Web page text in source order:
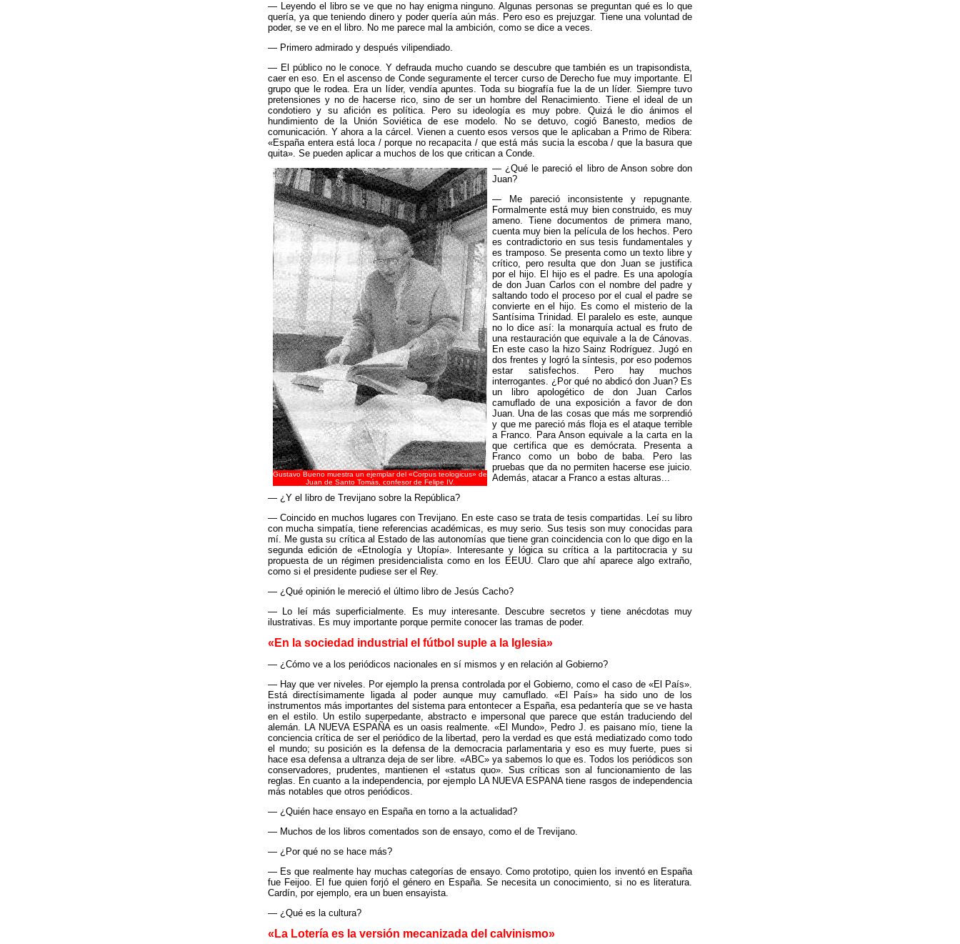
— Leyendo el libro se ve que no hay enigma ninguno. Algunas personas se preguntan qué es lo que
quería, ya que teniendo dinero y poder quería aún más. Pero eso es prejuzgar. Tiene una voluntad de
poder, se ve en el libro. No me parece mal la ambición, como se dice a veces.
— Primero admirado y después vilipendiado.
— El público no le conoce. Y defrauda mucho cuando se descubre que también es un trapisondista,
caer en eso. En el ascenso de Conde seguramente el tercer curso de Derecho fue muy importante. El
grupo que le rodea. Era un líder, vendía apuntes. Toda su biografía fue la de un líder. Siempre tuvo
pretensiones y no de hacerse rico, sino de ser un hombre del Renacimiento. Tiene el ideal de un
condotiero y su afición es política. Pero su ideología es muy pobre. Quizá le dio ánimos el
hundimiento de la Unión Soviética de ese modelo. No se detuvo, cogió Banesto, medios de
comunicación. Y ahora a la cárcel. Vienen a cuento esos versos que le aplicaban a Primo de Ribera:
«España entera está loca / porque no recapacita / que está más sucia la escoba / que la basura que
quita». Se pueden aplicar a muchos de los que critican a Conde.
Gustavo Bueno muestra un ejemplar del «Corpus teologicus» de
Juan de Santo Tomás, confesor de Felipe IV.
— ¿Qué le pareció el libro de Anson sobre don
Juan?
— Me pareció inconsistente y repugnante.
Formalmente está muy bien construido, es muy
ameno. Tiene documentos de primera mano,
cuenta muy bien la película de los hechos. Pero
es contradictorio en sus tesis fundamentales y
es tramposo. Se presenta como un texto libre y
crítico, pero resulta que don Juan se justifica
por el hijo. El hijo es el padre. Es una apología
de don Juan Carlos con el nombre del padre y
saltando todo el proceso por el cual el padre se
convierte en el hijo. Es como el misterio de la
Santísima Trinidad. El paralelo es este, aunque
no lo dice así: la monarquía actual es fruto de
una restauración que equivale a la de Cánovas.
En este caso la hizo Sainz Rodríguez. Jugó en
dos frentes y logró la síntesis, por eso podemos
estar satisfechos. Pero hay muchos
interrogantes. ¿Por qué no abdicó don Juan? Es
un libro apologético de don Juan Carlos
camuflado de una exposición a favor de don
Juan. Una de las cosas que más me sorprendió
y que me pareció más floja es el ataque terrible
a Franco. Para Anson equivale a la carta en la
que certifica que es demócrata. Presenta a
Franco como un bobo de baba. Pero las
pruebas que da no permiten hacerse ese juicio.
Además, atacar a Franco a estas alturas...
— ¿Y el libro de Trevijano sobre la República?
— Coincido en muchos lugares con Trevijano. En este caso se trata de tesis compartidas. Leí su libro
con mucha simpatía, tiene referencias académicas, es muy serio. Sus tesis son muy conocidas para
mí. Me gusta su crítica al Estado de las autonomías que tiene gran coincidencia con lo que digo en la
segunda edición de «Etnología y Utopía». Interesante y lógica su crítica a la partitocracia y su
propuesta de un régimen presidencialista como en los EEUU. Claro que ahí aparece algo extraño,
como si el presidente pudiese ser el Rey.
— ¿Qué opinión le mereció el último libro de Jesús Cacho?
— Lo leí más superficialmente. Es muy interesante. Descubre secretos y tiene anécdotas muy
ilustrativas. Es muy importante porque permite conocer las tramas de poder.
«En la sociedad industrial el fútbol suple a la Iglesia»
— ¿Cómo ve a los periódicos nacionales en sí mismos y en relación al Gobierno?
— Hay que ver niveles. Por ejemplo la prensa controlada por el Gobierno, como el caso de «El País».
Está directísimamente ligada al poder aunque muy camuflado. «El País» ha sido uno de los
instrumentos más importantes del sistema para entontecer a España, esa pedantería que se ve hasta
en el estilo. Un estilo superpedante, abstracto e impersonal que parece que están traduciendo del
alemán. LA NUEVA ESPAÑA es un oasis realmente. «El Mundo», Pedro J. es paisano mío, tiene la
conciencia crítica de ser el periódico de la libertad, pero la verdad es que está mediatizado como todo
el mundo; su posición es la defensa de la democracia parlamentaria y eso es muy fuerte, pues si
hace esa defensa a ultranza deja de ser libre. «ABC» ya sabemos lo que es. Todos los periódicos son
conservadores, prudentes, mantienen el «status quo». Sus críticas son al funcionamiento de las
reglas. En cuanto a la independencia, por ejemplo LA NUEVA ESPANA tiene rasgos de independencia
más notables que otros periódicos.
— ¿Quién hace ensayo en España en torno a la actualidad?
— Muchos de los libros comentados son de ensayo, como el de Trevijano.
— ¿Por qué no se hace más?
— Es que realmente hay muchas categorías de ensayo. Como prototipo, quien los inventó en España
fue Feijoo. El fue quien forjó el género en España. Se necesita un conocimiento, si no es literatura.
Cardín, por ejemplo, era un buen ensayista.
— ¿Qué es la cultura?
«La Lotería es la versión mecanizada del calvinismo»